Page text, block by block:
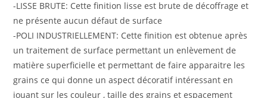
-LISSE BRUTE: Cette finition lisse est brute de décoffrage et
ne présente aucun défaut de surface
-POLI INDUSTRIELLEMENT: Cette finition est obtenue après
un traitement de surface permettant un enlèvement de
matière superficielle et permettant de faire apparaitre les
grains ce qui donne un aspect décoratif intéressant en
jouant sur les couleur , taille des grains et espacement